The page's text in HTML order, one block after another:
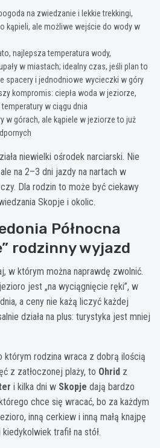
na zwiedzanie i lekkie trekkingi,
kąpieli, ale możliwe wejście do wody w
najlepsza temperatura wody,
w miastach; idealny czas, jeśli plan to
spacery i jednodniowe wycieczki w góry
kompromis: ciepła woda w jeziorze,
w ciągu dnia
w górach, ale kąpiele w jeziorze to już
niewielki ośrodek narciarski. Nie
na 2–3 dni jazdy na nartach w
Dla rodzin to może być ciekawy
Skopje i okolic.
Północna
rodzinny wyjazd
w którym można naprawdę zwolnić.
jest „na wyciągnięcie ręki”, w
a ceny nie każą liczyć każdej
działa na plus: turystyka jest mniej
rodzina wraca z dobrą ilością
z zatłoczonej plaży, to Ohrid z
i kilka dni w Skopje dają bardzo
chce się wracać, bo za każdym
inną cerkiew i inną małą knajpę
kiedykolwiek trafił na stół.